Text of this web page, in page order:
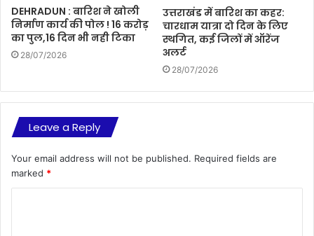
DEHRADUN : बारिश ने खोली
निर्माण कार्य की पोल ! 16 करोड़
का पुल,16 दिन भी नही टिका
28/07/2026
उत्तराखंड में बारिश का कहर:
चारधाम यात्रा दो दिन के लिए
स्थगित, कई जिलों में ऑरेंज
अलर्ट
28/07/2026
Leave a Reply
Your email address will not be published. Required fields are
marked *